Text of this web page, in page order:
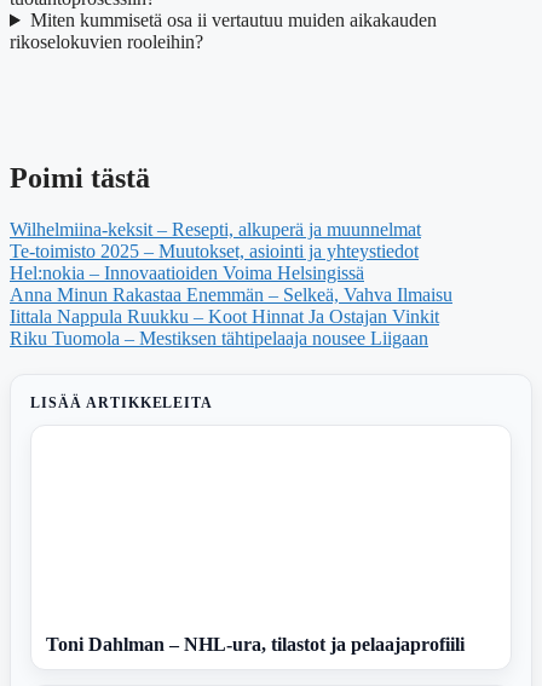
Miten kummisetä osa ii vertautuu muiden aikakauden
rikoselokuvien rooleihin?
Poimi tästä
Wilhelmiina-keksit – Resepti, alkuperä ja muunnelmat
Te-toimisto 2025 – Muutokset, asiointi ja yhteystiedot
Hel:nokia – Innovaatioiden Voima Helsingissä
Anna Minun Rakastaa Enemmän – Selkeä, Vahva Ilmaisu
Iittala Nappula Ruukku – Koot Hinnat Ja Ostajan Vinkit
Riku Tuomola – Mestiksen tähtipelaaja nousee Liigaan
LISÄÄ ARTIKKELEITA
Toni Dahlman – NHL-ura, tilastot ja pelaajaprofiili